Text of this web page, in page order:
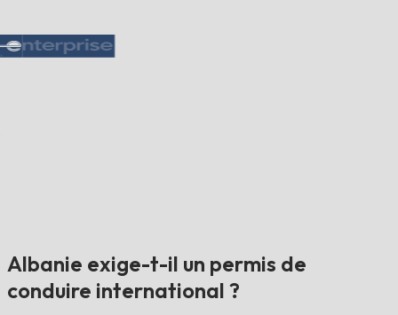
Albanie exige-t-il un permis de
conduire international ?